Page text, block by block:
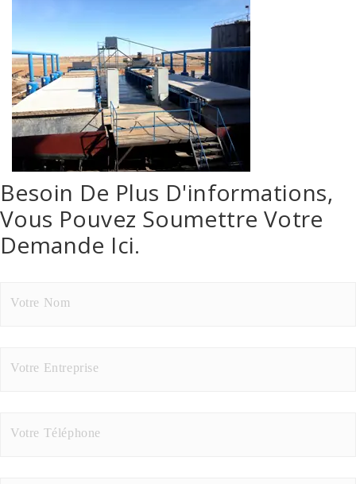
Besoin De Plus D'informations,
Vous Pouvez Soumettre Votre
Demande Ici.